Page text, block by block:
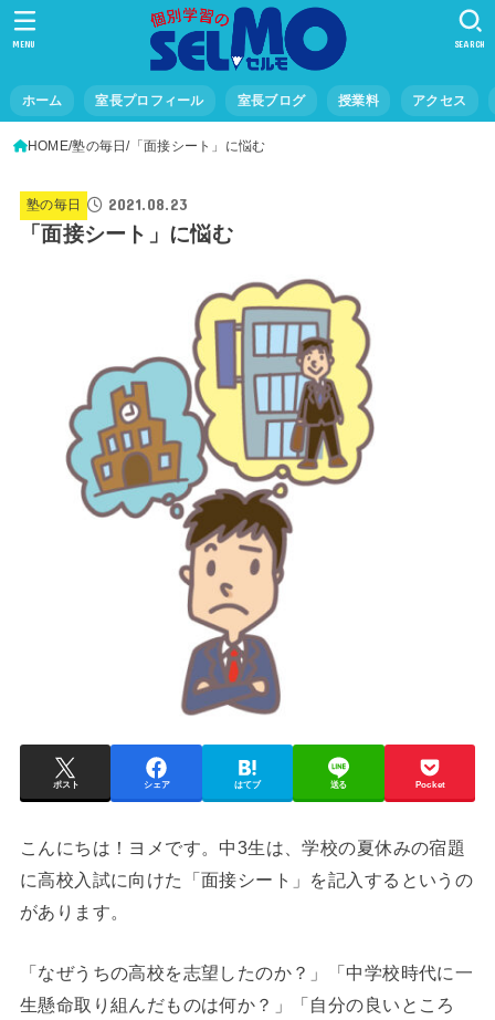
ホーム 室長プロフィール 室長ブログ 授業料 アクセス
SEARCH
MENU
HOME 塾の毎日 「面接シート」に悩む
塾の毎日 2021.08.23
「面接シート」に悩む
ポスト シェア はてブ 送る Pocket
こんにちは！ヨメです。中3生は、学校の夏休みの宿題
に高校入試に向けた「面接シート」を記入するというの
があります。
「なぜうちの高校を志望したのか？」「中学校時代に一
生懸命取り組んだものは何か？」「自分の良いところ